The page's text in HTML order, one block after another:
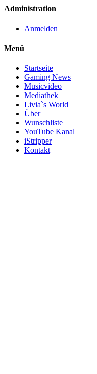
Administration
Anmelden
Menü
Startseite
Gaming News
Musicvideo
Mediathek
Livia`s World
Über
Wunschliste
YouTube Kanal
iStripper
Kontakt